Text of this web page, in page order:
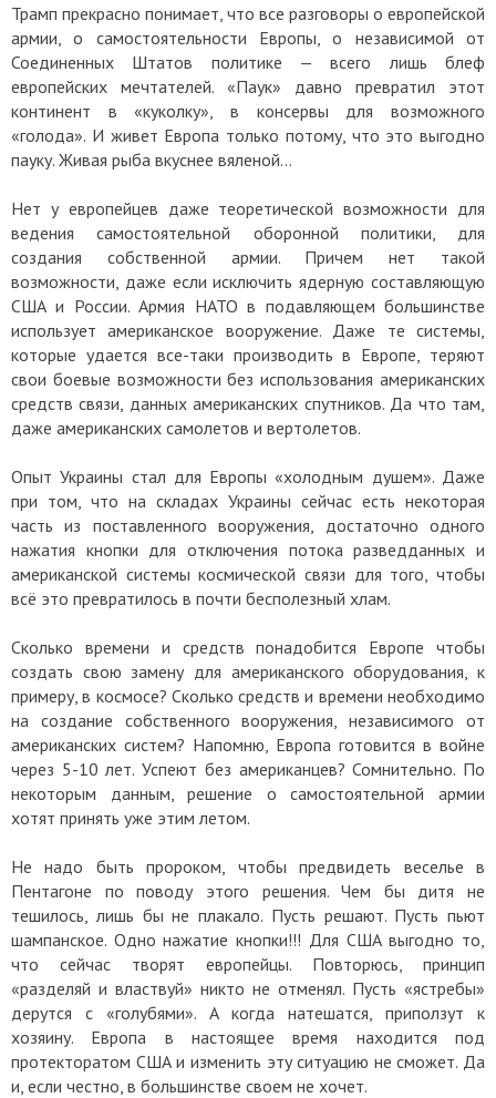
Трамп прекрасно понимает, что все разговоры о европейской
армии, о самостоятельности Европы, о независимой от
Соединенных Штатов политике — всего лишь блеф
европейских мечтателей. «Паук» давно превратил этот
континент в «куколку», в консервы для возможного
«голода». И живет Европа только потому, что это выгодно
пауку. Живая рыба вкуснее вяленой…
Нет у европейцев даже теоретической возможности для
ведения самостоятельной оборонной политики, для
создания собственной армии. Причем нет такой
возможности, даже если исключить ядерную составляющую
США и России. Армия НАТО в подавляющем большинстве
использует американское вооружение. Даже те системы,
которые удается все-таки производить в Европе, теряют
свои боевые возможности без использования американских
средств связи, данных американских спутников. Да что там,
даже американских самолетов и вертолетов.
Опыт Украины стал для Европы «холодным душем». Даже
при том, что на складах Украины сейчас есть некоторая
часть из поставленного вооружения, достаточно одного
нажатия кнопки для отключения потока разведданных и
американской системы космической связи для того, чтобы
всё это превратилось в почти бесполезный хлам.
Сколько времени и средств понадобится Европе чтобы
создать свою замену для американского оборудования, к
примеру, в космосе? Сколько средств и времени необходимо
на создание собственного вооружения, независимого от
американских систем? Напомню, Европа готовится в войне
через 5-10 лет. Успеют без американцев? Сомнительно. По
некоторым данным, решение о самостоятельной армии
хотят принять уже этим летом.
Не надо быть пророком, чтобы предвидеть веселье в
Пентагоне по поводу этого решения. Чем бы дитя не
тешилось, лишь бы не плакало. Пусть решают. Пусть пьют
шампанское. Одно нажатие кнопки!!! Для США выгодно то,
что сейчас творят европейцы. Повторюсь, принцип
«разделяй и властвуй» никто не отменял. Пусть «ястребы»
дерутся с «голубями». А когда натешатся, приползут к
хозяину. Европа в настоящее время находится под
протекторатом США и изменить эту ситуацию не сможет. Да
и, если честно, в большинстве своем не хочет.